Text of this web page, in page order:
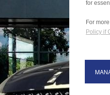
for
For
Policy if